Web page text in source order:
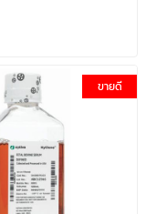
ขายดี